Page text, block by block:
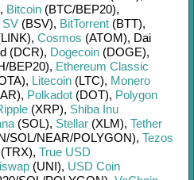
, Bitcoin (BTC/BEP20),
SV (BSV), BitTorrent (BTT),
, Cosmos (ATOM), Dai
(DCR), Dogecoin (DOGE),
BEP20), Ethereum Classic
, Litecoin (LTC), Monero
, Polkadot (DOT), Polygon
(XRP), Shiba Inu
(SOL), Stellar (XLM), Tether
SOL/NEAR/POLYGON), Tezos
(TRX), True USD
(UNI), USD Coin